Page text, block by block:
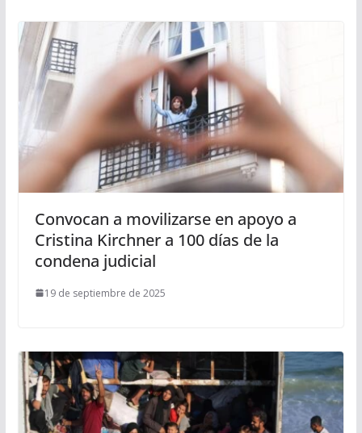
Convocan a movilizarse en apoyo a
Cristina Kirchner a 100 días de la
condena judicial
19 de septiembre de 2025